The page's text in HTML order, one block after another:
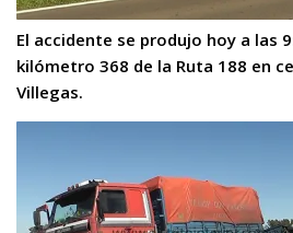
El accidente se produjo hoy a las
kilómetro 368 de la Ruta 188 en
Villegas.